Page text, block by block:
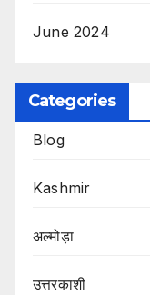
June 2024
Categories
Blog
Kashmir
अल्मोड़ा
उत्तरकाशी